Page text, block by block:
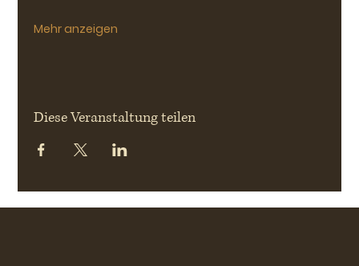
Mehr anzeigen
Diese Veranstaltung teilen